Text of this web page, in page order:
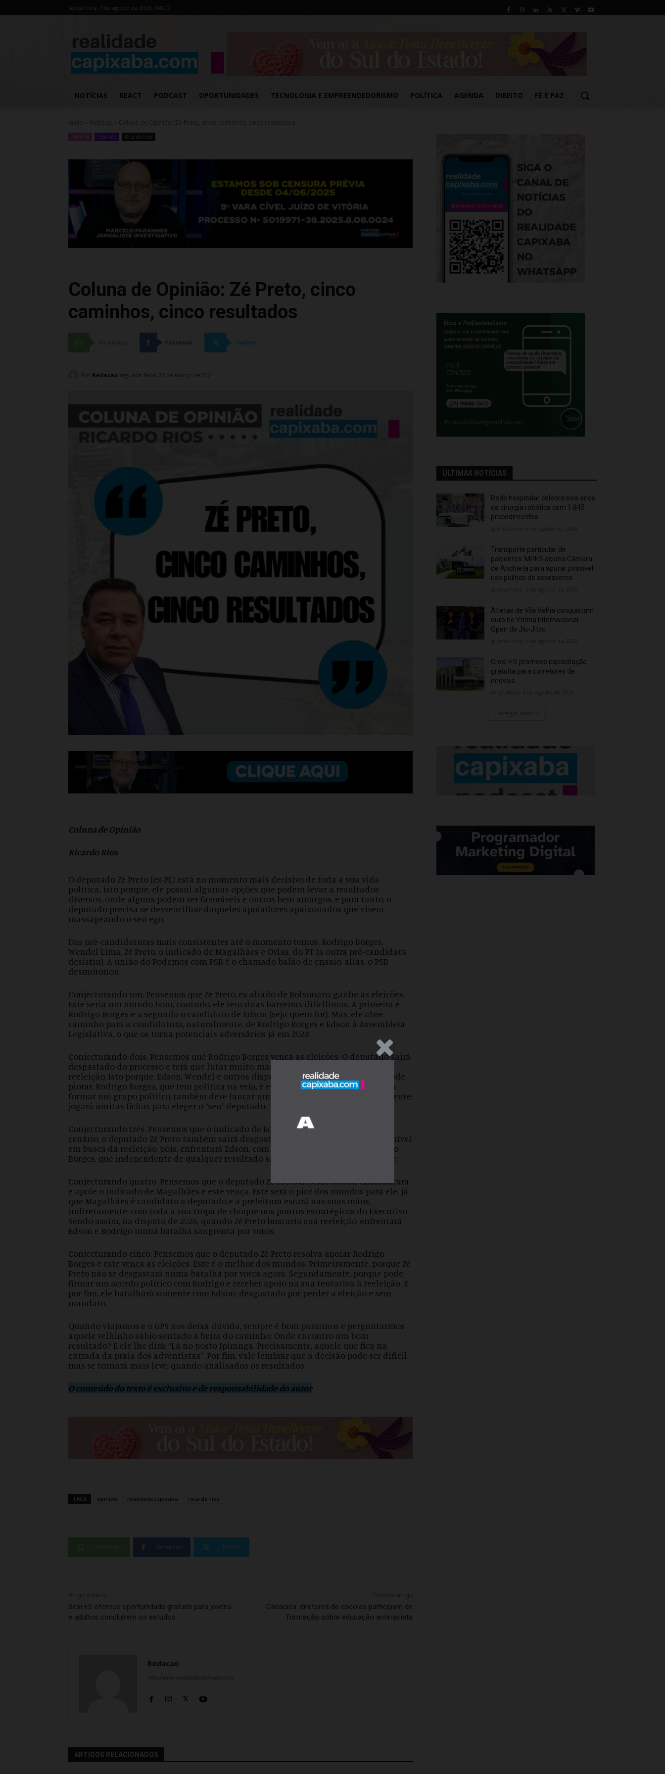
sexta-feira, 7 de agosto de 2026 / 04:07
NOTÍCIAS REACT PODCAST OPORTUNIDADES TECNOLOGIA E EMPREENDEDORISMO POLÍTICA AGENDA DIREITO FÉ E PAZ
Opinião Ricardo Rios
Coluna de Opinião: Zé Preto, cinco
caminhos, cinco resultados
Facebook Twitter
Por Redacao segunda-feira, 25 de março de 2024
Coluna de Opinião
Ricardo Rios
O deputado Zé Preto (ex-PL) está no momento mais decisivo de toda a sua vida
política, isto porque, ele possui algumas opções que podem levar a resultados
diversos, onde alguns podem ser favoráveis e outros bem amargos, e para tanto, o
deputado precisa se desvencilhar daqueles apoiadores apaixonados que vivem
massageando o seu ego.
Das pré-candidaturas mais consistentes até o momento temos, Rodrigo Borges,
Wendel Lima, Zé Preto, o indicado de Magalhães e Oylas, do PT (a outra pré-candidata
desistiu). A união do Podemos com PSB é o chamado balão de ensaio, aliás, o PSB
desmoronou.
Conjecturando um. Pensemos que Zé Preto, ex-aliado de Bolsonaro, ganhe as eleições.
Este seria um mundo bom, contudo, ele tem duas barreiras dificílimas. A primeira é
Rodrigo Borges e a segunda o candidato de Edson (seja quem for). Mas, ele abre
caminho para a candidatura, naturalmente, de Rodrigo Borges e Edson à Assembleia
Legislativa, o que os torna potenciais adversários já em 2028.
Conjecturando dois. Pensemos que Rodrigo Borges vença as eleições. O deputado sairá
desgastado do processo e terá que lutar muito, mas muito mesmo para a sua
reeleição, isto porque, Edson, Wendel e outros disputarão as mesmas eleições. E pode
piorar. Rodrigo Borges, que tem política na veia, é estrategista, persistente e deseja
formar um grupo político, também deve lançar uma ou mais candidatos e certamente,
jogará muitas fichas para eleger o “seu” deputado.
Conjecturando três. Pensemos que o indicado de Edson vença as eleições. Nesse
cenário, o deputado Zé Preto também sairá desgastado, e irá para uma batalha terrível
em busca da reeleição, pois, enfrentará Edson, com a máquina municipal e Rodrigo
Borges, que independente de qualquer resultado sairá capitalizado politicamente.
Conjecturando quatro. Pensemos que o deputado Zé Preto desista da sua candidatura
e apoie o indicado de Magalhães e este vença. Este será o pior dos mundos para ele, já
que Magalhães é candidato a deputado e a prefeitura estará nas suas mãos,
indiretamente, com toda a sua tropa de choque nos pontos estratégicos do Executivo.
Sendo assim, na disputa de 2026, quando Zé Preto buscaria sua reeleição, enfrentará
Edson e Rodrigo numa batalha sangrenta por votos.
Conjecturando cinco. Pensemos que o deputado Zé Preto resolva apoiar Rodrigo
Borges e este vença as eleições. Este é o melhor dos mundos. Primeiramente, porque Zé
Preto não se desgastará numa batalha por votos agora. Segundamente, porque pode
firmar um acordo político com Rodrigo e receber apoio na sua tentativa à reeleição. E
por fim, ele batalhará somente com Edson, desgastado por perder a eleição e sem
mandato.
Quando viajamos e o GPS nos deixa dúvida, sempre é bom pararmos e perguntarmos
aquele velhinho sábio sentado à beira do caminho: Onde encontro um bom
resultado? E ele lhe dirá: “Lá no posto Ipiranga. Precisamente, aquele que fica na
entrada da praia dos adventistas”. Por fim, vale lembrar que a decisão pode ser difícil,
mas se tornará mais leve, quando analisados os resultados.
O conteúdo do texto é exclusivo e de responsabilidade do autor
TAGS opinião realidadecapixaba ricardo rios
Facebook Twitter
Sesi ES oferece oportunidade gratuita para jovens
e adultos concluírem os estudos
Cariacica: diretores de escolas participam de
formação sobre educação antirracista
Redacao
http://www.realidadecapixaba.com
ARTIGOS RELACIONADOS
ÚLTIMAS NOTÍCIAS
Rede hospitalar celebra seis anos
da cirurgia robótica com 1.845
procedimentos
Transporte particular de
pacientes: MPES aciona Câmara
de Anchieta para apurar possível
uso político de assessores
Atletas de Vila Velha conquistam
ouro no Vitória Internacional
Open de Jiu-Jitsu
Creci-ES promove capacitação
gratuita para corretores de
imóveis